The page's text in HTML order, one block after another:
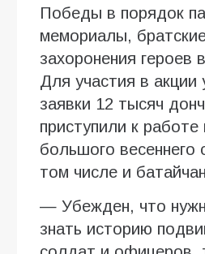
Победы в порядок
мемориалы,
захоронения героев
Для участия в акции
заявки 12 тысяч
приступили к
большого весеннего
том числе и
— Убежден, что
знать историю